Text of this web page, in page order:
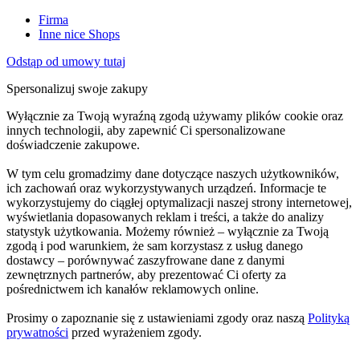
Firma
Inne nice Shops
Odstąp od umowy tutaj
Spersonalizuj swoje zakupy
Wyłącznie za Twoją wyraźną zgodą używamy plików cookie oraz
innych technologii, aby zapewnić Ci spersonalizowane
doświadczenie zakupowe.
W tym celu gromadzimy dane dotyczące naszych użytkowników,
ich zachowań oraz wykorzystywanych urządzeń. Informacje te
wykorzystujemy do ciągłej optymalizacji naszej strony internetowej,
wyświetlania dopasowanych reklam i treści, a także do analizy
statystyk użytkowania. Możemy również – wyłącznie za Twoją
zgodą i pod warunkiem, że sam korzystasz z usług danego
dostawcy – porównywać zaszyfrowane dane z danymi
zewnętrznych partnerów, aby prezentować Ci oferty za
pośrednictwem ich kanałów reklamowych online.
Prosimy o zapoznanie się z ustawieniami zgody oraz naszą Polityką
prywatności przed wyrażeniem zgody.